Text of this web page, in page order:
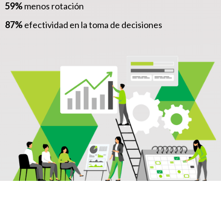
59%menos rotación
87%efectividad en la toma de decisiones